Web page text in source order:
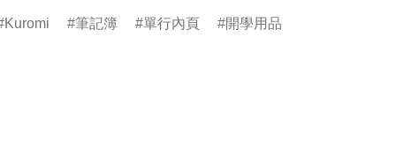
Kuromi 筆記簿 單行內頁 開學用品